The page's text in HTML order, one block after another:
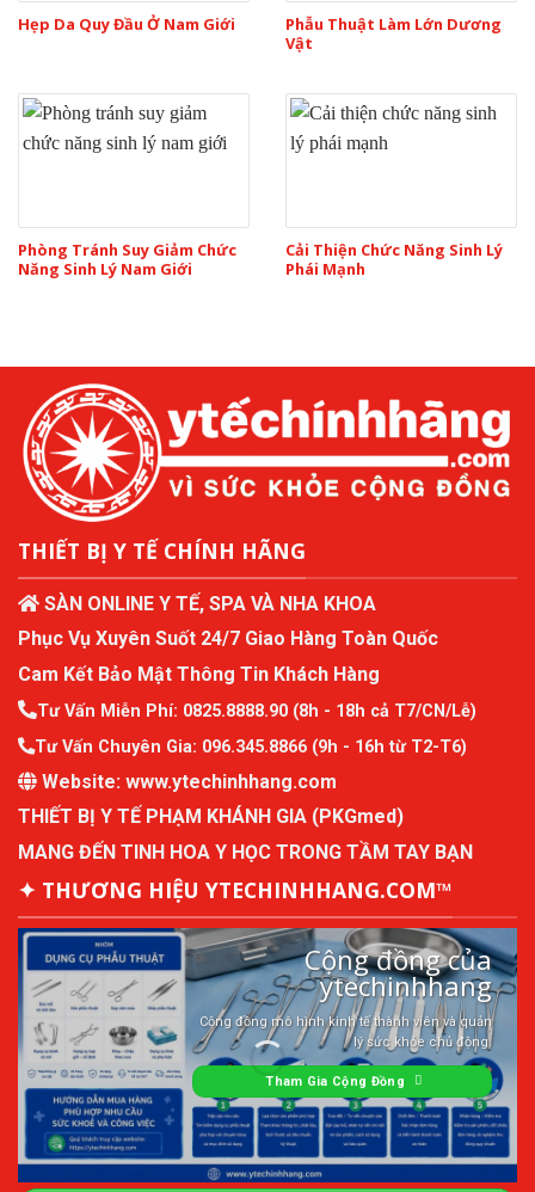
Hẹp Da Quy Đầu Ở Nam Giới
Phẫu Thuật Làm Lớn Dương
Vật
Phòng Tránh Suy Giảm Chức
Năng Sinh Lý Nam Giới
Cải Thiện Chức Năng Sinh Lý
Phái Mạnh
THIẾT BỊ Y TẾ CHÍNH HÃNG
SÀN ONLINE Y TẾ, SPA VÀ NHA KHOA
Phục Vụ Xuyên Suốt 24/7 Giao Hàng Toàn Quốc
Cam Kết Bảo Mật Thông Tin Khách Hàng
Tư Vấn Miễn Phí: 0825.8888.90 (8h - 18h cả T7/CN/Lễ)
Tư Vấn Chuyên Gia: 096.345.8866 (9h - 16h từ T2-T6)
Website: www.ytechinhhang.com
THIẾT BỊ Y TẾ PHẠM KHÁNH GIA (PKGmed)
MANG ĐẾN TINH HOA Y HỌC TRONG TẦM TAY BẠN
✦ THƯƠNG HIỆU YTECHINHHANG.COM™
Cộng đồng của
ytechinhhang
Cộng đồng mô hình kinh tế thành viên và quản
lý sức khỏe chủ động.
Tham Gia Cộng Đồng